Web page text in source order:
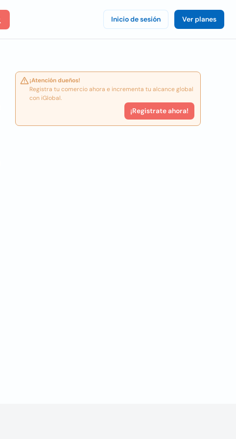
Inicio de sesión Ver planes
¡Atención dueños!
Registra tu comercio ahora e incrementa tu alcance global
con iGlobal.
¡Registrate ahora!